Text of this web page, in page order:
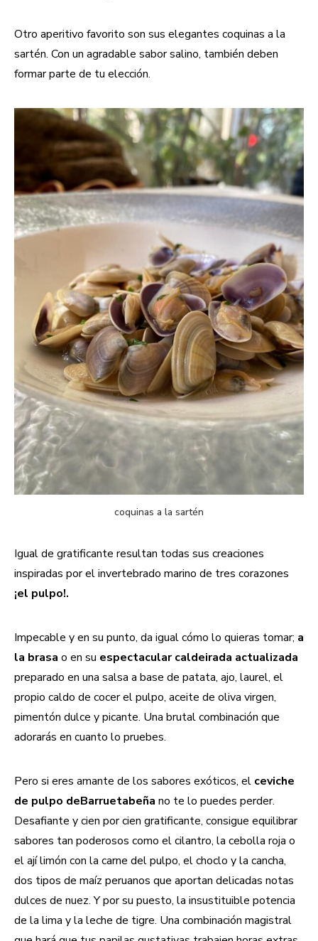
Otro aperitivo favorito son sus elegantes coquinas a la
sartén. Con un agradable sabor salino, también deben
formar parte de tu elección.
coquinas a la sartén
Igual de gratificante resultan todas sus creaciones
inspiradas por el invertebrado marino de tres corazones
¡el pulpo!.
Impecable y en su punto, da igual cómo lo quieras tomar; a
la brasa o en su espectacular caldeirada actualizada
preparado en una salsa a base de patata, ajo, laurel, el
propio caldo de cocer el pulpo, aceite de oliva virgen,
pimentón dulce y picante. Una brutal combinación que
adorarás en cuanto lo pruebes.
Pero si eres amante de los sabores exóticos, el ceviche
de pulpo deBarruetabeña no te lo puedes perder.
Desafiante y cien por cien gratificante, consigue equilibrar
sabores tan poderosos como el cilantro, la cebolla roja o
el ají limón con la carne del pulpo, el choclo y la cancha,
dos tipos de maíz peruanos que aportan delicadas notas
dulces de nuez. Y por su puesto, la insustituible potencia
de la lima y la leche de tigre. Una combinación magistral